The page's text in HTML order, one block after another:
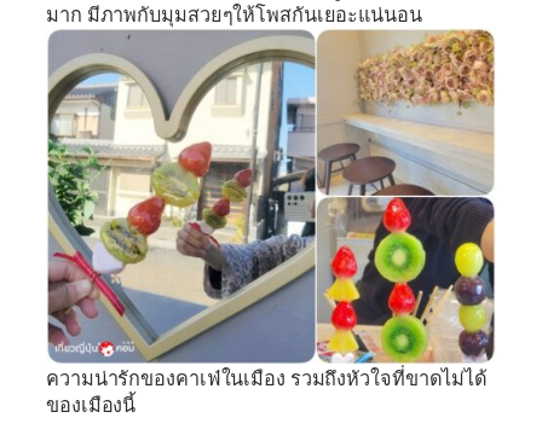
มาก มีภาพกับมุมสวยๆให้โพสกันเยอะแน่นอน
ความน่ารักของคาเฟ่ในเมือง รวมถึงหัวใจที่ขาดไม่ได้
ของเมืองนี้